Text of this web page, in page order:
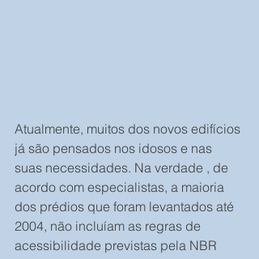
Atualmente, muitos dos novos edifícios
já são pensados nos idosos e nas
suas necessidades. Na verdade , de
acordo com especialistas, a maioria
dos prédios que foram levantados até
2004, não incluíam as regras de
acessibilidade previstas pela NBR